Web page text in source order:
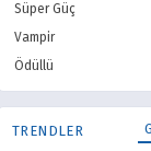
Süper Güç
Vampir
Ödüllü
TRENDLER